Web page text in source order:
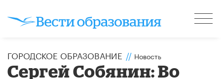
ГОРОДСКОЕ ОБРАЗОВАНИЕ // Новость
Сергей Собянин: Во